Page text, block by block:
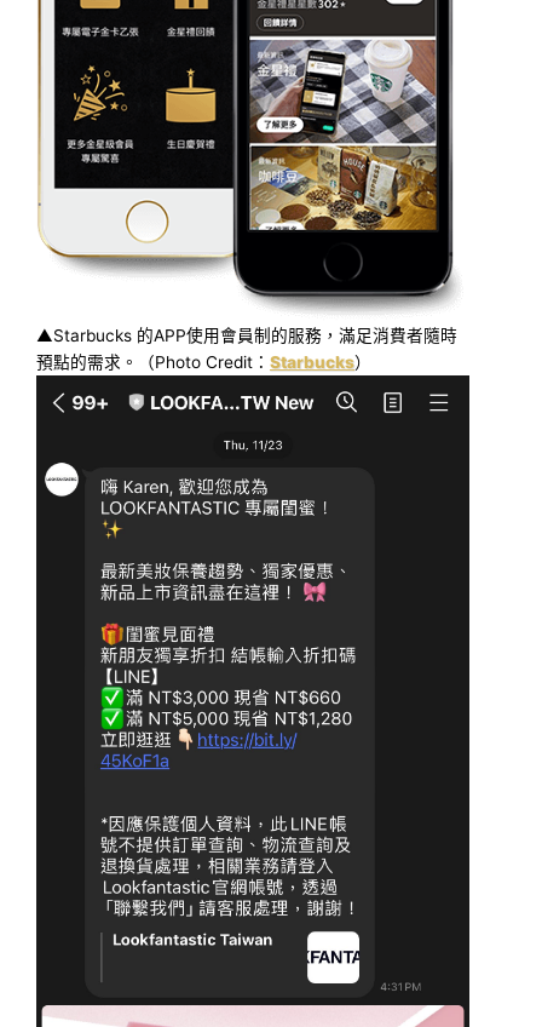
▲Starbucks 的APP使用會員制的服務，滿足消費者隨時
預點的需求。（Photo Credit： Starbucks）